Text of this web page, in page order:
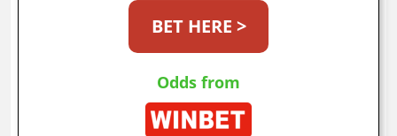
BET HERE >
Odds from